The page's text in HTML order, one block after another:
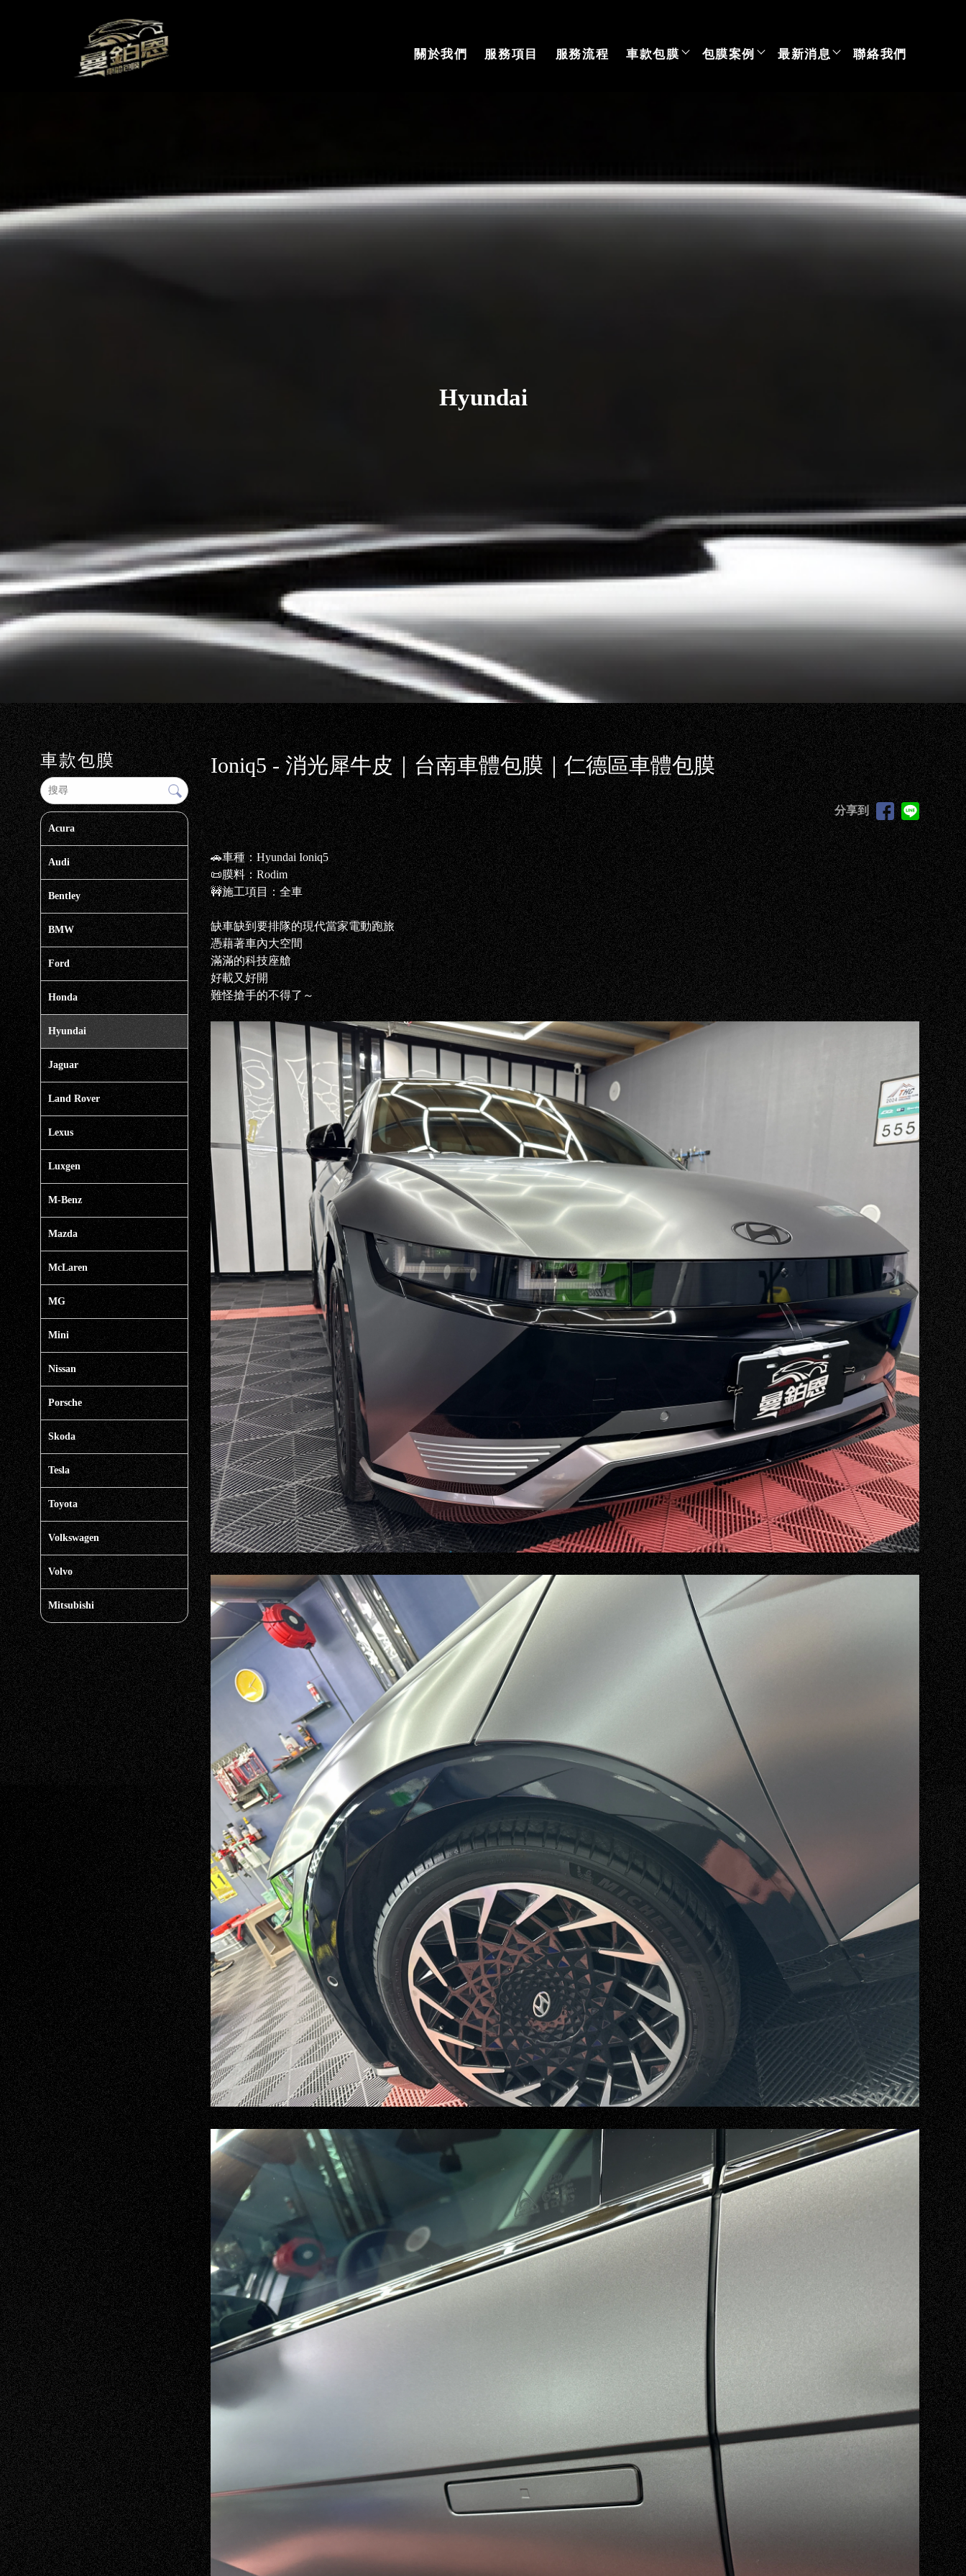
關於我們 服務項目 服務流程 車款包膜 包膜案例 最新消息 聯絡我們
Hyundai
車款包膜
Acura
Audi
Bentley
BMW
Ford
Honda
Hyundai
Jaguar
Land Rover
Lexus
Luxgen
M-Benz
Mazda
McLaren
MG
Mini
Nissan
Porsche
Skoda
Tesla
Toyota
Volkswagen
Volvo
Mitsubishi
Ioniq5 - 消光犀牛皮｜台南車體包膜｜仁德區車體包膜
分享到
🚗車種：Hyundai Ioniq5
📜膜料：Rodim
🚧施工項目：全車
缺車缺到要排隊的現代當家電動跑旅
憑藉著車內大空間
滿滿的科技座艙
好載又好開
難怪搶手的不得了～